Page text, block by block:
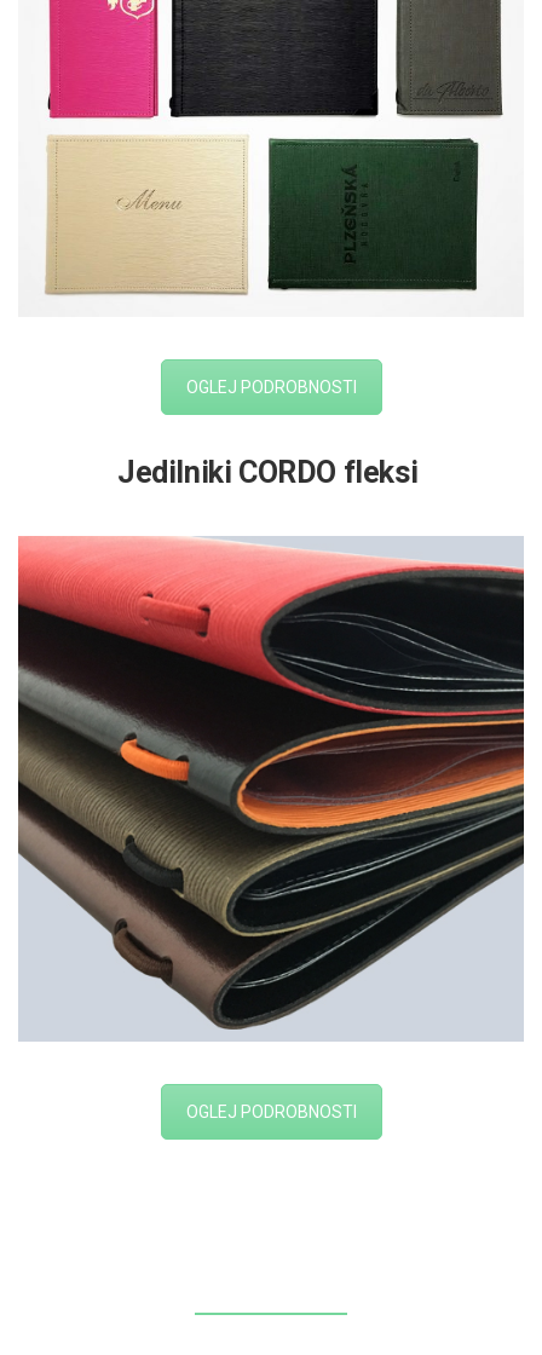
OGLEJ PODROBNOSTI
Jedilniki CORDO fleksi
OGLEJ PODROBNOSTI